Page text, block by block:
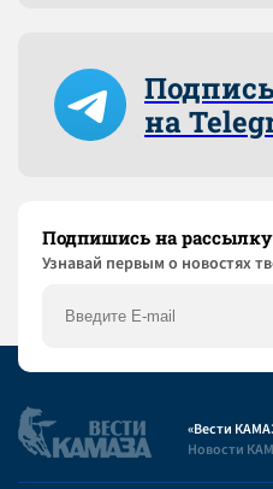
на
Подпишись на
Узнaвай первым о новостях
«Вести
Новости